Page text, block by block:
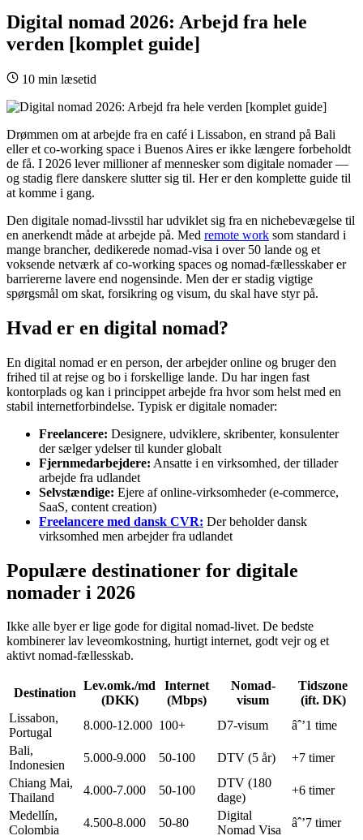
Digital nomad 2026: Arbejd fra hele
verden [komplet guide]
10 min læsetid
Drømmen om at arbejde fra en café i Lissabon, en strand på Bali
eller et co-working space i Buenos Aires er ikke længere forbeholdt
de få. I 2026 lever millioner af mennesker som digitale nomader —
og stadig flere danskere slutter sig til. Her er den komplette guide til
at komme i gang.
Den digitale nomad-livsstil har udviklet sig fra en nichebevægelse til
en anerkendt måde at arbejde på. Med remote work som standard i
mange brancher, dedikerede nomad-visa i over 50 lande og et
voksende netværk af co-working spaces og nomad-fællesskaber er
barriererne lavere end nogensinde. Men der er stadig vigtige
spørgsmål om skat, forsikring og visum, du skal have styr på.
Hvad er en digital nomad?
En digital nomad er en person, der arbejder online og bruger den
frihed til at rejse og bo i forskellige lande. Du har ingen fast
kontorplads og kan i princippet arbejde fra hvor som helst med en
stabil internetforbindelse. Typisk er digitale nomader:
Freelancere: Designere, udviklere, skribenter, konsulenter
der sælger ydelser til kunder globalt
Fjernmedarbejdere: Ansatte i en virksomhed, der tillader
arbejde fra udlandet
Selvstændige: Ejere af online-virksomheder (e-commerce,
SaaS, content creation)
Freelancere med dansk CVR: Der beholder dansk
virksomhed men arbejder fra udlandet
Populære destinationer for digitale
nomader i 2026
Ikke alle byer er lige gode for digital nomad-livet. De bedste
kombinerer lav leveomkostning, hurtigt internet, godt vejr og et
aktivt nomad-fællesskab.
Destination
Lev.omk./md
(DKK)
Internet
(Mbps)
Nomad-
visum
Tidszone
(ift. DK)
Lissabon,
Portugal
8.000-12.000 100+ D7-visum
âˆ’1 time
Bali,
Indonesien
5.000-9.000 50-100 DTV (5 år)
+7 timer
Chiang Mai,
Thailand
4.000-7.000 50-100
DTV (180
dage)
+6 timer
Medellín,
Colombia
4.500-8.000 50-80
Digital
Nomad Visa
âˆ’7 timer